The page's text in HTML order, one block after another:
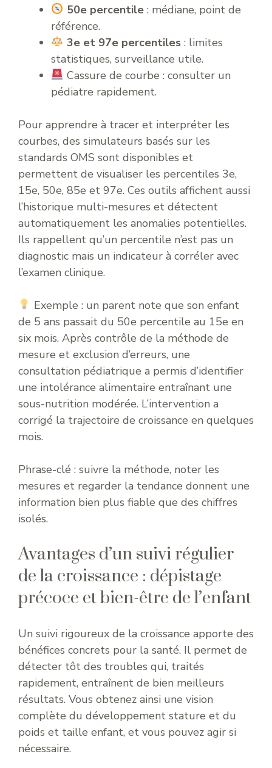
50e percentile: médiane, point de
référence.
3e et 97e percentiles: limites
statistiques, surveillance utile.
Cassure de courbe : consulter un
pédiatre rapidement.
Pour apprendre à tracer et interpréter les
courbes, des simulateurs basés sur les
standards OMS sont disponibles et
permettent de visualiser les percentiles 3e,
15e, 50e, 85e et 97e. Ces outils affichent aussi
l’historique multi-mesures et détectent
automatiquement les anomalies potentielles.
Ils rappellent qu’un percentile n’est pas un
diagnostic mais un indicateur à corréler avec
l’examen clinique.
Exemple : un parent note que son enfant
de 5 ans passait du 50e percentile au 15e en
six mois. Après contrôle de la méthode de
mesure et exclusion d’erreurs, une
consultation pédiatrique a permis d’identifier
une intolérance alimentaire entraînant une
sous-nutrition modérée. L’intervention a
corrigé la trajectoire de croissance en quelques
mois.
Phrase-clé : suivre la méthode, noter les
mesures et regarder la tendance donnent une
information bien plus fiable que des chiffres
isolés.
Avantages d’un suivi régulier
de la croissance : dépistage
précoce et bien-être de l’enfant
Un suivi rigoureux de la croissance apporte des
bénéfices concrets pour la santé. Il permet de
détecter tôt des troubles qui, traités
rapidement, entraînent de bien meilleurs
résultats. Vous obtenez ainsi une vision
complète du développement stature et du
poids et taille enfant, et vous pouvez agir si
nécessaire.